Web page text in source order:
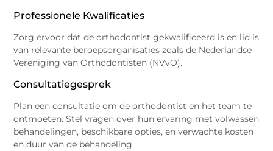
Professionele Kwalificaties
Zorg ervoor dat de orthodontist gekwalificeerd is en lid is
van relevante beroepsorganisaties zoals de Nederlandse
Vereniging van Orthodontisten (NVvO).
Consultatiegesprek
Plan een consultatie om de orthodontist en het team te
ontmoeten. Stel vragen over hun ervaring met volwassen
behandelingen, beschikbare opties, en verwachte kosten
en duur van de behandeling.